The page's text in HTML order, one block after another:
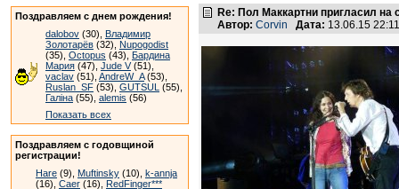
Поздравляем с днем рождения!
dalobov (30), Владимир
Золотарёв (32), Nupogodist
(35), Octopus (43), Бардина
Мария (47), Jude V(51),
vaclav (51), AndreW_A(53),
Ruslan_SF (53), GUTSUL (55),
Галіна (55), alemis (56)
Показать всех
Поздравляем с годовщиной
регистрации!
Hare (9), Muftinsky (10), k-annja
(16), Caer (16), RedFinger***
Re: Пол Маккартни пригласил
Автор: Corvin Дата: 13.06.15